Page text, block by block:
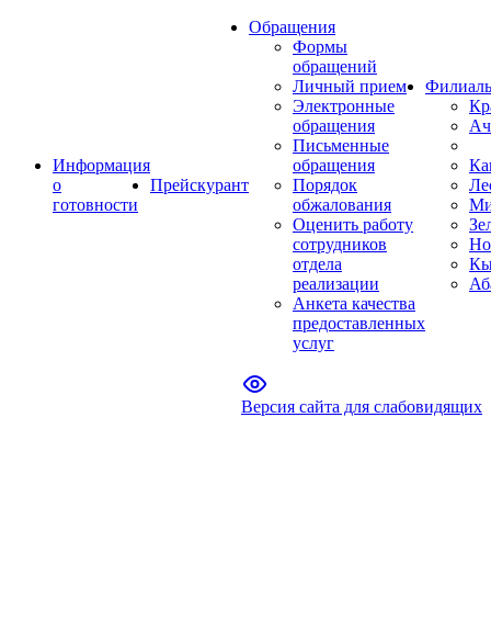
Информация
о
готовности
Прейскурант
Обращения
Формы
обращений
Личный прием
Электронные
обращения
Письменные
обращения
Порядок
обжалования
Оценить работу
сотрудников
отдела
реализации
Анкета качества
предоставленных
услуг
Версия сайта для слабовидящих